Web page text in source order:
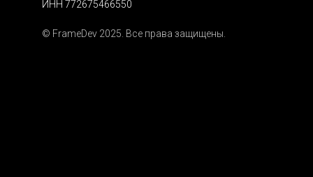
ИНН 772675466550
© FrameDev 2025. Все права защищены.